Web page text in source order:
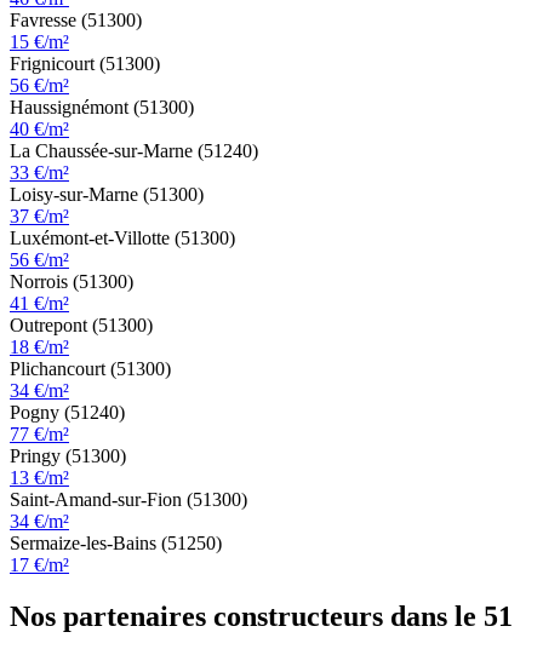
Favresse (51300)
15 €/m²
Frignicourt (51300)
56 €/m²
Haussignémont (51300)
40 €/m²
La Chaussée-sur-Marne (51240)
33 €/m²
Loisy-sur-Marne (51300)
37 €/m²
Luxémont-et-Villotte (51300)
56 €/m²
Norrois (51300)
41 €/m²
Outrepont (51300)
18 €/m²
Plichancourt (51300)
34 €/m²
Pogny (51240)
77 €/m²
Pringy (51300)
13 €/m²
Saint-Amand-sur-Fion (51300)
34 €/m²
Sermaize-les-Bains (51250)
17 €/m²
Nos partenaires constructeurs dans le 51